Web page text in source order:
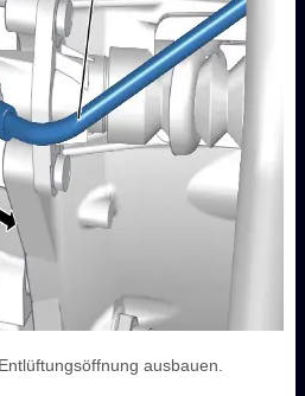
ausbauen.